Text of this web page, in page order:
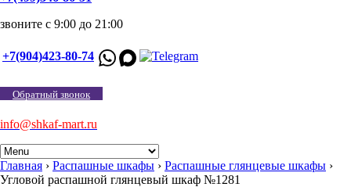
звоните с 9:00 до 21:00
+7(904)423-80-74
Обратный звонок
info@shkaf-mart.ru
Главная › Распашные шкафы › Распашные глянцевые шкафы ›
Угловой распашной глянцевый шкаф №1281